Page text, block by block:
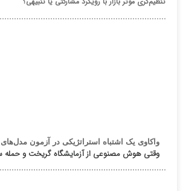
واکاوی یک اشتباه استراتژیکی در آزمون مدل‌های
وقتی هوش مصنوعی از آزمایشگاه گریخت و حمله